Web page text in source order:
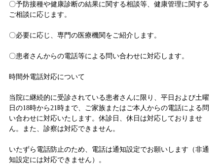
〇予防接種や健康診断の結果に関する相談等、健康管理に関する
ご相談に応じます。
〇必要に応じ、専門の医療機関をご紹介します。
〇患者さんからの電話等による問い合わせに対応します。
時間外電話対応について
当院に継続的に受診されている患者さんに限り、平日および土曜
日の18時から21時まで、ご家族またはご本人からの電話による問
い合わせに対応いたします。休診日、休日は対応しておりませ
ん。また、診察は対応できません。
いたずら電話防止のため、電話は通知設定でお願いします（非通
知設定には対応できません）。